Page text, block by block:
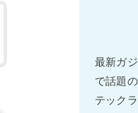
最新ガ
で話題
テック